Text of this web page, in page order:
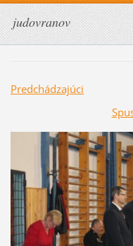
judovranov
Predchádzajúci